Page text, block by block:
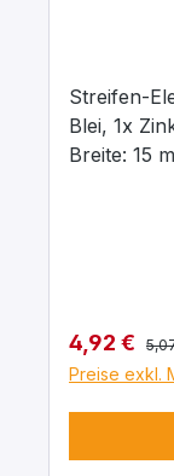
Streifen-
Blei, 1x
Breite: 15
4,92 €
Preise exkl.